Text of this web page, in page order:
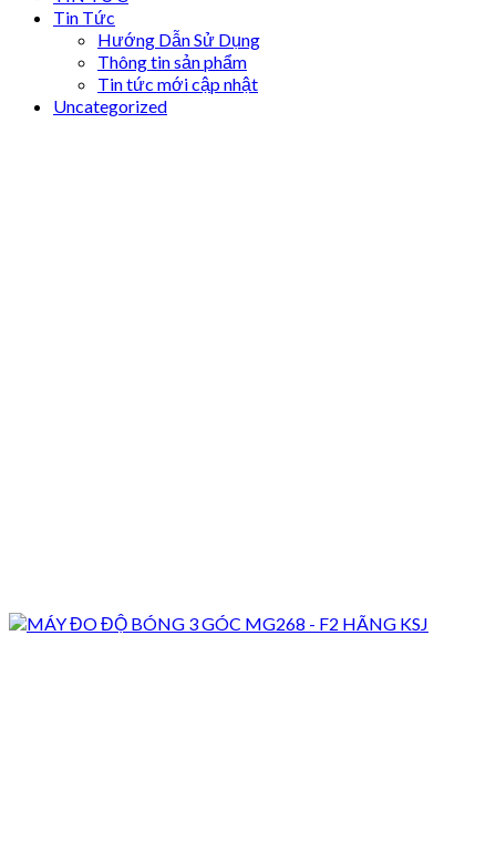
Tin Tức
Hướng Dẫn Sử Dụng
Thông tin sản phẩm
Tin tức mới cập nhật
Uncategorized